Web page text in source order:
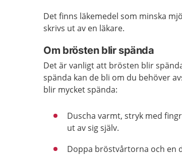
Det finns läkemedel som minska
skrivs ut av en läkare.
Om brösten blir spända
Det är vanligt att brösten blir
spända kan de bli om du behöver
blir mycket spända:
Duscha varmt, stryk med
ut av sig själv.
Doppa bröstvårtorna och en